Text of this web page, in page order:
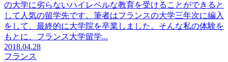
の大学に劣らないハイレベルな教育を受けることができると
して人気の留学先です。筆者はフランスの大学三年次に編入
をして、最終的に大学院を卒業しました。そんな私の体験を
もとに、フランス大学留学...
2018.04.28
フランス